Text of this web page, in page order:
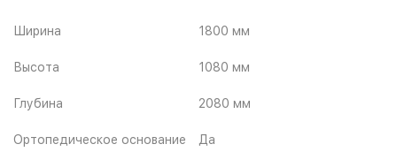
Ширина 1800 мм
Высота 1080 мм
Глубина 2080 мм
Ортопедическое основание Да